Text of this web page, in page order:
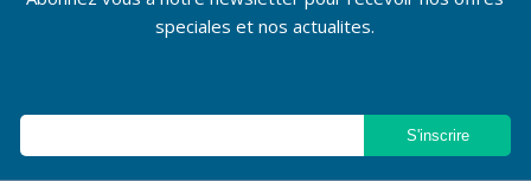
speciales et nos actualites.